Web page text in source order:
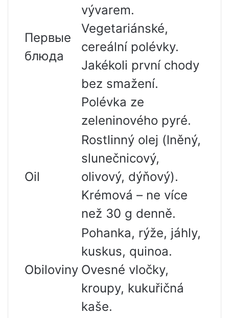
Первые
блюда
vývarem.
Vegetariánské,
cereální polévky.
Jakékoli první chody
bez smažení.
Polévka ze
zeleninového pyré.
Oil
Rostlinný olej (lněný,
slunečnicový,
olivový, dýňový).
Krémová – ne více
než 30 g denně.
Obiloviny
Pohanka, rýže, jáhly,
kuskus, quinoa.
Ovesné vločky,
kroupy, kukuřičná
kaše.